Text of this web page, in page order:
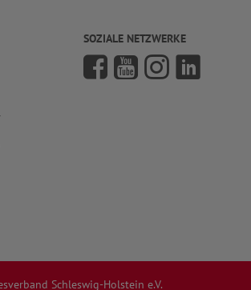
SOZIALE NETZWERKE
Schleswig-Holstein e.V.